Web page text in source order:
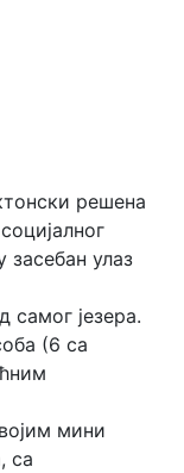
решена
засебан улаз
самог језера.
(6 са
мини
са